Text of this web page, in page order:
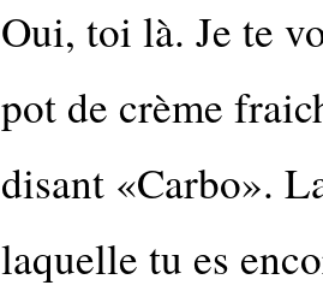
Oui, toi là. Je te
pot de crème
disant «Carbo».
laquelle tu es